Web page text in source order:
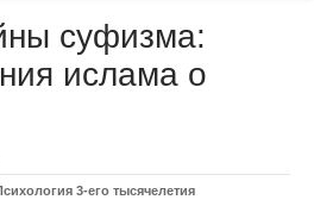
суфизма:
ислама о
3-его тысячелетия